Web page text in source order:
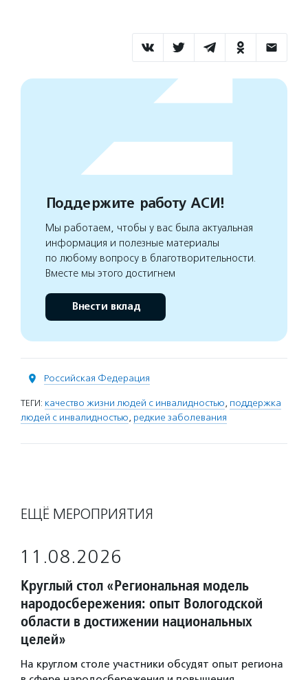
Поддержите работу АСИ!
Мы работаем, чтобы у вас была актуальная
информация и полезные материалы
по любому вопросу в благотворительности.
Вместе мы этого достигнем
Внести вклад
Российская Федерация
ТЕГИ: качество жизни людей с инвалидностью, поддержка
людей с инвалидностью, редкие заболевания
ЕЩЁ МЕРОПРИЯТИЯ
11.08.2026
Круглый стол «Региональная модель
народосбережения: опыт Вологодской
области в достижении национальных
целей»
На круглом столе участники обсудят опыт региона